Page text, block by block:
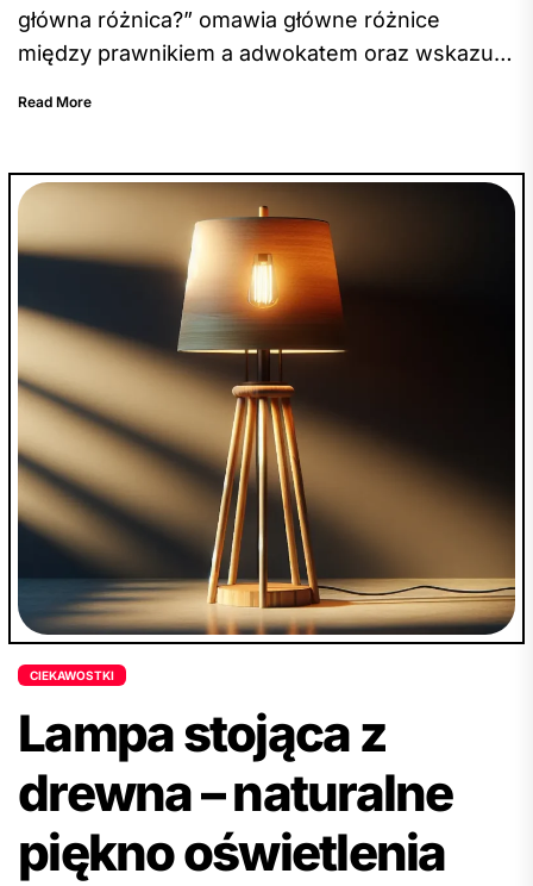
główna różnica?” omawia główne różnice
między prawnikiem a adwokatem oraz wskazuje
ich kompetencji oraz uprawnieniach do
reprezentowania klientów w różnych sprawach
prawnych. Artykuł zaleca, aby przy wyborze
reprezentanta prawnego, jak prawnik leszno
adwokat-md.pl, należy zwrócić uwagę na
doświadczenie, specjalizację oraz referencje, a
także na odpowiednią komunikację i
dostępność. Dodatkowo, artykuł wskazuje
subtelne różnice między prawnikami a
adwokatami, zachęcając do indywidualnego
dopasowania wyboru reprezentanta prawnego
do konkretnych potrzeb prawnych oraz
przeprowadzenia osobistego spotkania z
potencjalnym przedstawicielem.
Read More
CIEKAWOSTKI
Lampa stojąca z
drewna – naturalne
piękno oświetlenia